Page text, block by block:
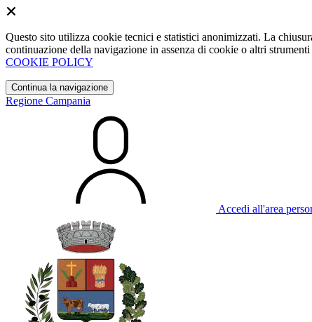
Questo sito utilizza cookie tecnici e statistici anonimizzati. La
continuazione della navigazione in assenza di cookie o altri
COOKIE POLICY
Continua la navigazione
Regione Campania
Accedi all'area